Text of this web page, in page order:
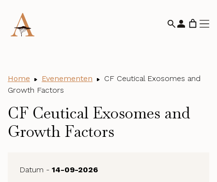
Home Evenementen
CF Ceutical Exosomes and
Growth Factors
CF Ceutical Exosomes and
Growth Factors
Datum - 14-09-2026